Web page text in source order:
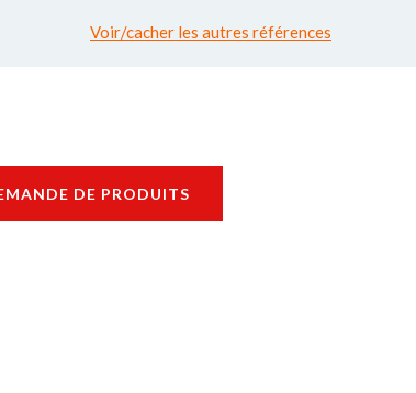
Voir/cacher les autres références
DE PRODUITS